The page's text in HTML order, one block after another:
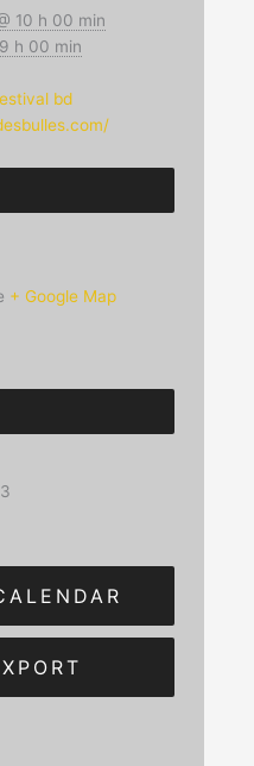
10 h 00 min
h 00 min
bd
+ Google Map